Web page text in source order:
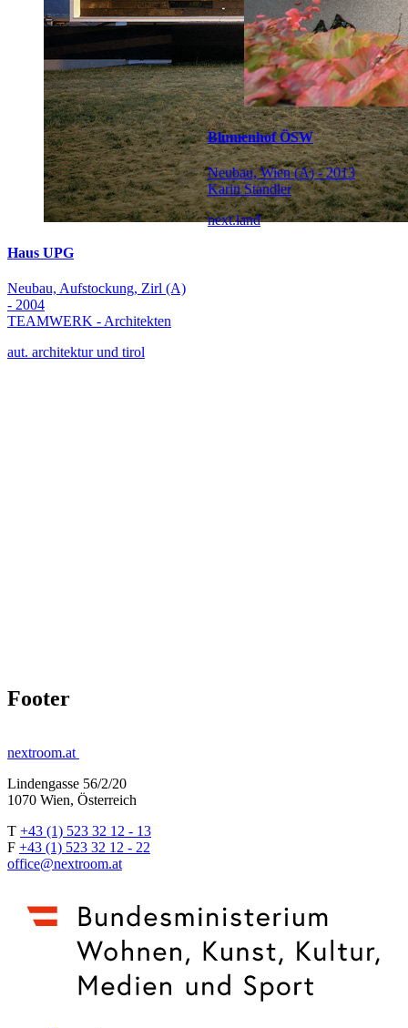
Haus UPG
Neubau, Aufstockung, Zirl (A)
- 2004
TEAMWERK - Architekten
aut. architektur und tirol
Blumenhof ÖSW
Neubau, Wien (A) - 2013
Karin Standler
next.land
Footer
nextroom.at
Lindengasse 56/2/20
1070 Wien, Österreich
T +43 (1) 523 32 12 - 13
F +43 (1) 523 32 12 - 22
office@nextroom.at